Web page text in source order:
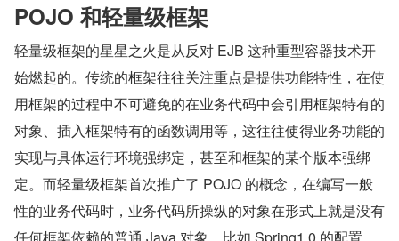
POJO 和轻量级框架
轻量级框架的星星之火是从反对 EJB 这种重型容器技术开
始燃起的。传统的框架往往关注重点是提供功能特性，在使
用框架的过程中不可避免的在业务代码中会引用框架特有的
对象、插入框架特有的函数调用等，这往往使得业务功能的
实现与具体运行环境强绑定，甚至和框架的某个版本强绑
定。而轻量级框架首次推广了 POJO 的概念，在编写一般
性的业务代码时，业务代码所操纵的对象在形式上就是没有